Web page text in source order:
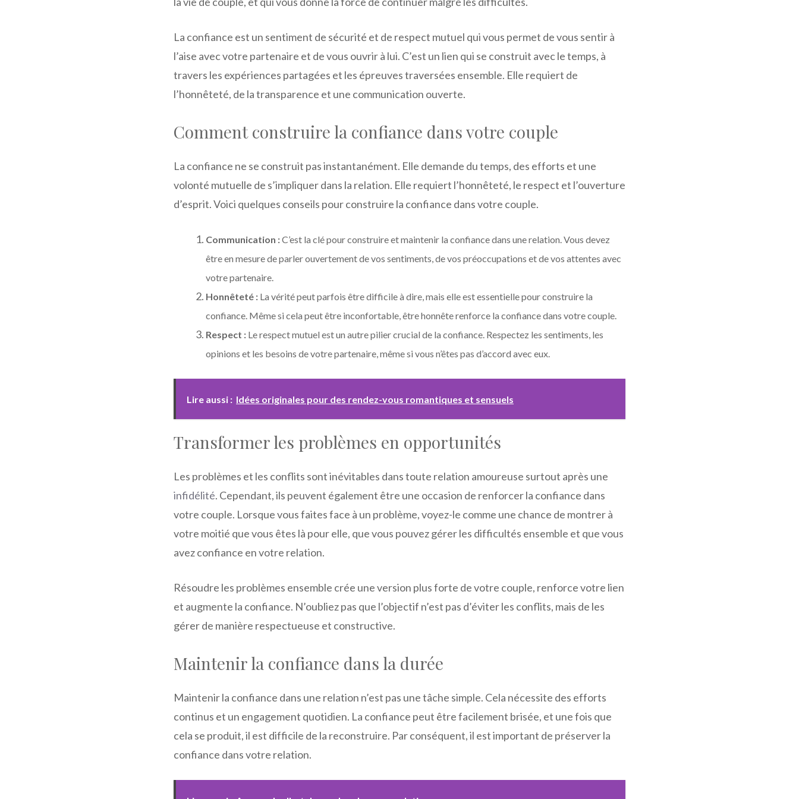
La confiance est un sentiment de sécurité et de respect mutuel qui vous permet de vous sentir à
l’aise avec votre partenaire et de vous ouvrir à lui. C’est un lien qui se construit avec le temps, à
travers les expériences partagées et les épreuves traversées ensemble. Elle requiert de
l’honnêteté, de la transparence et une communication ouverte.
Comment construire la confiance dans votre couple
La confiance ne se construit pas instantanément. Elle demande du temps, des efforts et une
volonté mutuelle de s’impliquer dans la relation. Elle requiert l’honnêteté, le respect et l’ouverture
d’esprit. Voici quelques conseils pour construire la confiance dans votre couple.
Communication :C’est la clé pour construire et maintenir la confiance dans une relation. Vous devez
être en mesure de parler ouvertement de vos sentiments, de vos préoccupations et de vos attentes avec
votre partenaire.
Honnêteté : La vérité peut parfois être difficile à dire, mais elle est essentielle pour construire la
confiance. Même si cela peut être inconfortable, être honnête renforce la confiance dans votre couple.
Respect : Le respect mutuel est un autre pilier crucial de la confiance. Respectez les sentiments, les
opinions et les besoins de votre partenaire, même si vous n’êtes pas d’accord avec eux.
Lire aussi : Idées originales pour des rendez-vous romantiques et sensuels
Transformer les problèmes en opportunités
Les problèmes et les conflits sont inévitables dans toute relation amoureuse surtout après une
infidélité. Cependant, ils peuvent également être une occasion de renforcer la confiance dans
votre couple. Lorsque vous faites face à un problème, voyez-le comme une chance de montrer à
votre moitié que vous êtes là pour elle, que vous pouvez gérer les difficultés ensemble et que vous
avez confiance en votre relation.
Résoudre les problèmes ensemble crée une version plus forte de votre couple, renforce votre lien
et augmente la confiance. N’oubliez pas que l’objectif n’est pas d’éviter les conflits, mais de les
gérer de manière respectueuse et constructive.
Maintenir la confiance dans la durée
Maintenir la confiance dans une relation n’est pas une tâche simple. Cela nécessite des efforts
continus et un engagement quotidien. La confiance peut être facilement brisée, et une fois que
cela se produit, il est difficile de la reconstruire. Par conséquent, il est important de préserver la
confiance dans votre relation.